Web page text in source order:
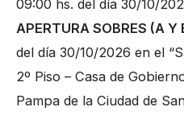
09:00 hs. del día 30/10/
APERTURA SOBRES (A Y
del día 30/10/2026 en el
2º Piso – Casa de
Pampa de la Ciudad de